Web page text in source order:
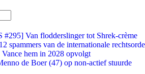
Van flodderslinger tot Shrek-crème
spammers van de internationale rechtsorde
hem in 2028 opvolgt
de Boer (47) op non-actief stuurde